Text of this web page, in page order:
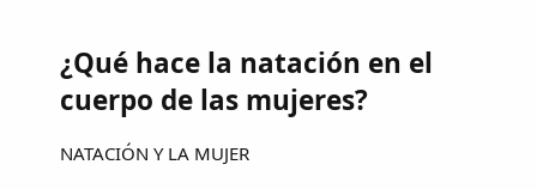
¿Qué hace la natación en el
cuerpo de las mujeres?
NATACIÓN Y LA MUJER